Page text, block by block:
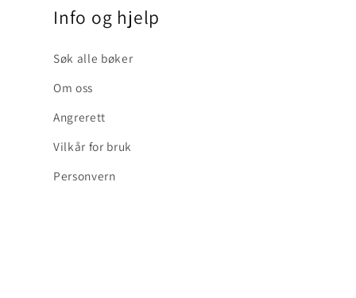
Info og hjelp
Søk alle bøker
Om oss
Angrerett
Vilkår for bruk
Personvern